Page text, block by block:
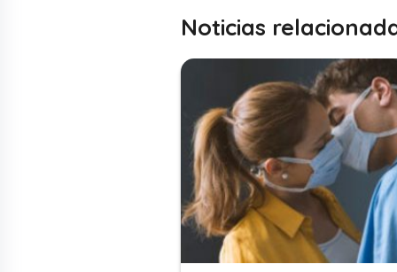
Noticias